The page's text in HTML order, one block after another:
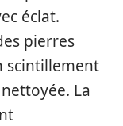
éclat.
pierres
scintillement
La